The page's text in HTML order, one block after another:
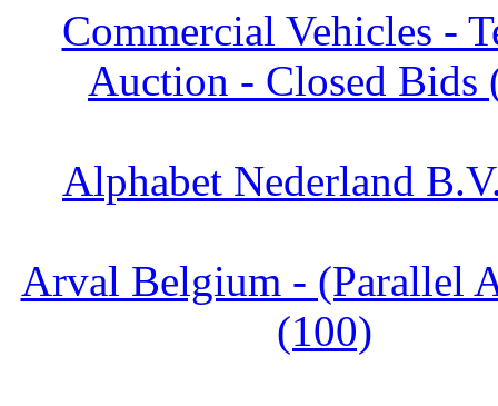
Commercial Vehicles -
Auction - Closed Bids
Alphabet Nederland
Arval Belgium - (Parallel
(100)